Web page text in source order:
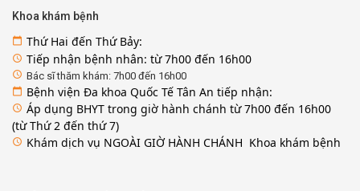
Khoa khám bệnh
calendar_today Thứ Hai đến Thứ Bảy:
access_time Tiếp nhận bệnh nhân: từ 7h00 đến 16h00
access_time Bác sĩ thăm khám: 7h00 đến 16h00
calendar_today Bệnh viện Đa khoa Quốc Tế Tân An tiếp nhận:
access_time Áp dụng BHYT trong giờ hành chánh từ 7h00 đến 16h00
(từ Thứ 2 đến thứ 7)
access_time Khám dịch vụ NGOÀI GIỜ HÀNH CHÁNH Khoa khám bệnh